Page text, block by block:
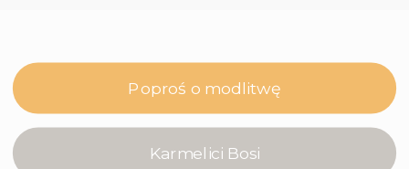
Poproś o modlitwę
Karmelici Bosi